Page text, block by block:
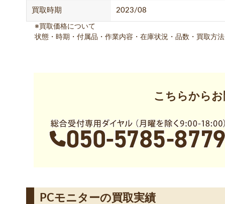
買取時期 2023/08
※買取価格について
状態・時期・付属品・作業内容・在庫状況・品数・買取方
こちらから
PCモニターの買取実績